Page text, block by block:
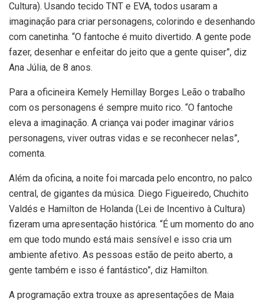
Cultura). Usando tecido TNT e EVA, todos usaram a
imaginação para criar personagens, colorindo e desenhando
com canetinha. “O fantoche é muito divertido. A gente pode
fazer, desenhar e enfeitar do jeito que a gente quiser”, diz
Ana Júlia, de 8 anos.
Para a oficineira Kemely Hemillay Borges Leão o trabalho
com os personagens é sempre muito rico. “O fantoche
eleva a imaginação. A criança vai poder imaginar vários
personagens, viver outras vidas e se reconhecer nelas”,
comenta.
Além da oficina, a noite foi marcada pelo encontro, no palco
central, de gigantes da música. Diego Figueiredo, Chuchito
Valdés e Hamilton de Holanda (Lei de Incentivo à Cultura)
fizeram uma apresentação histórica. “É um momento do ano
em que todo mundo está mais sensível e isso cria um
ambiente afetivo. As pessoas estão de peito aberto, a
gente também e isso é fantástico”, diz Hamilton.
A programação extra trouxe as apresentações de Maia